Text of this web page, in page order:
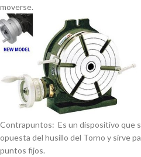
moverse.
Contrapuntos: Es un dispositivo que
opuesta del husillo del Torno y sirve
puntos fijos.